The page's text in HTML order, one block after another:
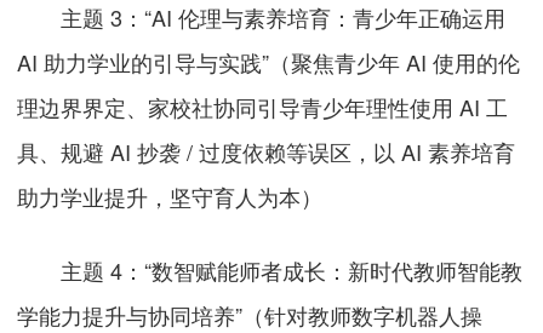
主题 3：“AI 伦理与素养培育：青少年正确运用
AI 助力学业的引导与实践”（聚焦青少年 AI 使用的伦
理边界界定、家校社协同引导青少年理性使用 AI 工
具、规避 AI 抄袭 / 过度依赖等误区，以 AI 素养培育
助力学业提升，坚守育人为本）
主题 4：“数智赋能师者成长：新时代教师智能教
学能力提升与协同培养”（针对教师数字机器人操